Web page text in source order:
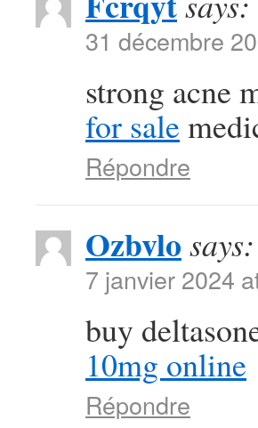
31 décembre
strong acne
for sale
Répondre
Ozbvlo says:
7 janvier 2024
buy
10mg online
Répondre